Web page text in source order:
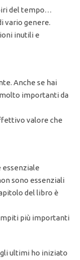
del tempo…
genere.
inutili e
Anche se hai
importanti da
valore che
essenziale
sono essenziali
del libro è
più importanti
ultimi ho iniziato